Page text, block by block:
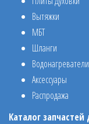
Вытяжки
МБТ
Шланги
Аксессуары
Распродажа
Каталог